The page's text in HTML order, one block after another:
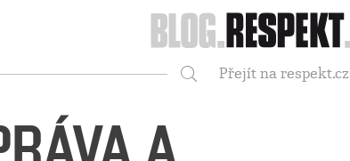
Respekt
Přejít na respekt.cz